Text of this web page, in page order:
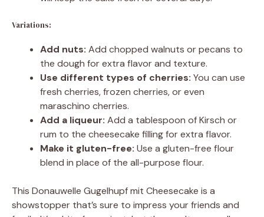
Variations:
Add nuts: Add chopped walnuts or pecans to
the dough for extra flavor and texture.
Use different types of cherries: You can use
fresh cherries, frozen cherries, or even
maraschino cherries.
Add a liqueur: Add a tablespoon of Kirsch or
rum to the cheesecake filling for extra flavor.
Make it gluten-free: Use a gluten-free flour
blend in place of the all-purpose flour.
This Donauwelle Gugelhupf mit Cheesecake is a
showstopper that’s sure to impress your friends and